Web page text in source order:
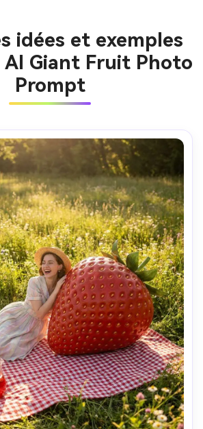
idées et exemples
AI Giant Fruit Photo
Prompt